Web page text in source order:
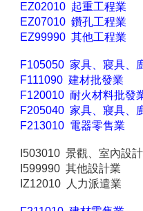
EZ02010 起重工程業
EZ07010 鑽孔工程業
EZ99990 其他工程業
F105050 家具、寢具、
F111090 建材批發業
F120010 耐火材料批發
F205040 家具、寢具、
F213010 電器零售業
I503010 景觀、室內設
I599990 其他設計業
IZ12010 人力派遣業